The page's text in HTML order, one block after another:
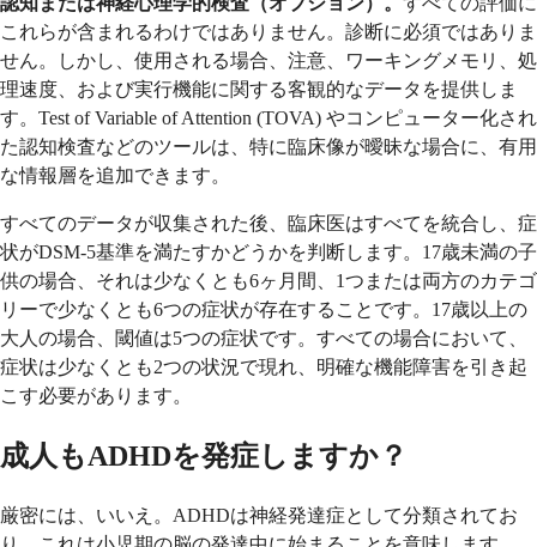
これらが含まれるわけではありません。診断に必須ではありま
せん。しかし、使用される場合、注意、ワーキングメモリ、処
理速度、および実行機能に関する客観的なデータを提供しま
す。Test of Variable of Attention (TOVA) やコンピューター化され
た認知検査などのツールは、特に臨床像が曖昧な場合に、有用
な情報層を追加できます。
すべてのデータが収集された後、臨床医はすべてを統合し、症
状がDSM-5基準を満たすかどうかを判断します。17歳未満の子
供の場合、それは少なくとも6ヶ月間、1つまたは両方のカテゴ
リーで少なくとも6つの症状が存在することです。17歳以上の
大人の場合、閾値は5つの症状です。すべての場合において、
症状は少なくとも2つの状況で現れ、明確な機能障害を引き起
こす必要があります。
成人もADHDを発症しますか？
厳密には、いいえ。ADHDは神経発達症として分類されてお